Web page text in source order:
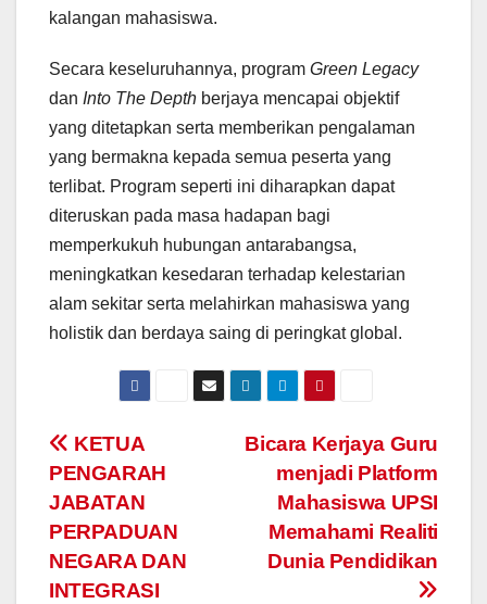
kalangan mahasiswa.
Secara keseluruhannya, program Green Legacy
dan Into The Depth berjaya mencapai objektif
yang ditetapkan serta memberikan pengalaman
yang bermakna kepada semua peserta yang
terlibat. Program seperti ini diharapkan dapat
diteruskan pada masa hadapan bagi
memperkukuh hubungan antarabangsa,
meningkatkan kesedaran terhadap kelestarian
alam sekitar serta melahirkan mahasiswa yang
holistik dan berdaya saing di peringkat global.
Navigasi
kiriman
Bicara Kerjaya Guru
menjadi Platform
Mahasiswa UPSI
Memahami Realiti
Dunia Pendidikan
KETUA
PENGARAH
JABATAN
PERPADUAN
NEGARA DAN
INTEGRASI